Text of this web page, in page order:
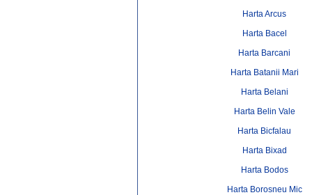
Harta Arcus
Harta Bacel
Harta Barcani
Harta Batanii Mari
Harta Belani
Harta Belin Vale
Harta Bicfalau
Harta Bixad
Harta Bodos
Harta Borosneu Mic